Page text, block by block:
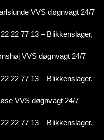
VVS døgnvagt 24/7
22 77 13 – Blikkenslager,
VVS døgnvagt 24/7
22 77 13 – Blikkenslager,
VVS døgnvagt 24/7
22 77 13 – Blikkenslager,